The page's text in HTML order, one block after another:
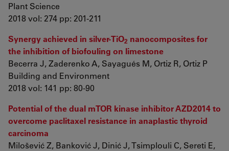
Plant Science
2018 vol: 274 pp: 201-211
Synergy achieved in silver-TiO2 nanocomposites for
the inhibition of biofouling on limestone
Becerra J, Zaderenko A, Sayagués M, Ortiz R, Ortiz P
Building and Environment
2018 vol: 141 pp: 80-90
Potential of the dual mTOR kinase inhibitor AZD2014 to
overcome paclitaxel resistance in anaplastic thyroid
carcinoma
Milošević Z, Banković J, Dinić J, Tsimplouli C, Sereti E,